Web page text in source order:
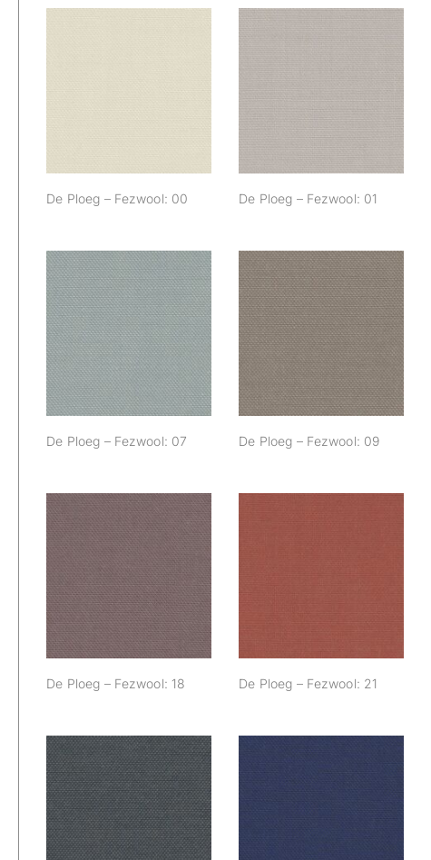
De Ploeg – Fezwool: 00
Fezwool: 01
De Ploeg – Fezwool: 01
De Ploeg –
Fezwool: 07
De Ploeg – Fezwool: 07
De Ploeg –
Fezwool: 09
De Ploeg – Fezwool: 09
De Ploeg –
Fezwool: 18
De Ploeg – Fezwool: 18 De Ploeg – Fezwool: 21
De Ploeg –
Fezwool: 42